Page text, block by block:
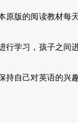
版的阅读教材每
行学习，孩子之间
持自己对英语的兴